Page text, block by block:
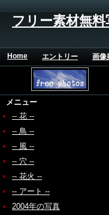
フリー素材無
Home エントリー 画像
メニュー
-- 花 --
-- 鳥 --
-- 風 --
-- 穴 --
-- 花火 --
-- アート --
2004年の写真